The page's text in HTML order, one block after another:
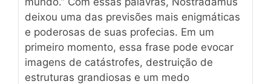
deixou uma das previsões mais enigmáticas
e poderosas de suas profecias. Em um
primeiro momento, essa frase pode evocar
imagens de catástrofes, destruição de
estruturas grandiosas e um medo